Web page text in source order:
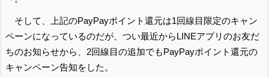
そして、上記のPayPayポイント還元は1回線目限定のキャン
ペーンになっているのだが、つい最近からLINEアプリのお友だ
ちのお知らせから、2回線目の追加でもPayPayポイント還元の
キャンペーン告知をした。